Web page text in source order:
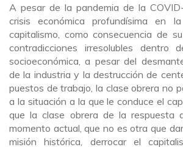
A pesar de la pandemia de la
crisis económica profundísima en
capitalismo, como consecuencia de
contradicciones irresolubles dentro
socioeconómica, a pesar del
de la industria y la destrucción de
puestos de trabajo, la clase obrera no
a la situación a la que le conduce el
que la clase obrera de la respuesta
momento actual, que no es otra que
misión histórica, derrocar el